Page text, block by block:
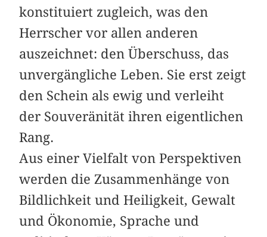
konstituiert zugleich, was den
Herrscher vor allen anderen
auszeichnet: den Überschuss, das
unvergängliche Leben. Sie erst zeigt
den Schein als ewig und verleiht
der Souveränität ihren eigentlichen
Rang.
Aus einer Vielfalt von Perspektiven
werden die Zusammenhänge von
Bildlichkeit und Heiligkeit, Gewalt
und Ökonomie, Sprache und